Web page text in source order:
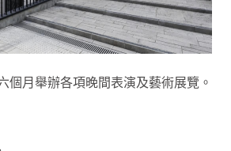
個月舉辦各項晚間表演及藝術展覽。